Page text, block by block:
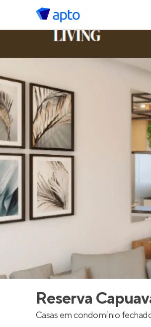
Reserva
Casas em condomínio